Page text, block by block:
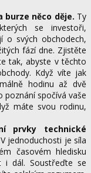
burze něco děje. Ty
se investoři,
o svých obchodech,
fází dne. Zjistěte
tak, abyste v těchto
Když víte jak
hodinu až dvě
poznání spočívá vaše
máte svou rodinu,
prvky technické
jednoduchosti je síla
časovém hledisku
i dál. Soustřeďte se